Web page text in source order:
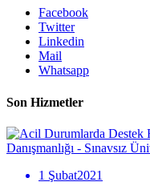
Facebook
Twitter
Linkedin
Mail
Whatsapp
Son Hizmetler
Danışmanlığı - Sınavsız
1 Şubat2021